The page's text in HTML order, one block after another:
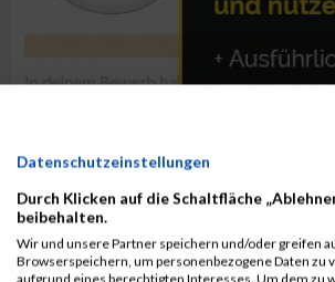
Datenschutzeinstellungen
Durch Klicken auf die Schaltfläche
beibehalten.
Wir und unsere Partner speichern und/oder greifen
Browserspeichern, um personenbezogene Daten
aufgrund eines berechtigten Interesses. Um dem zu